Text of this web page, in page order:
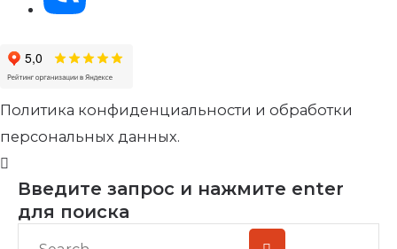
Политика конфиденциальности и обработки
персональных данных.
Введите запрос и нажмите enter
для поиска